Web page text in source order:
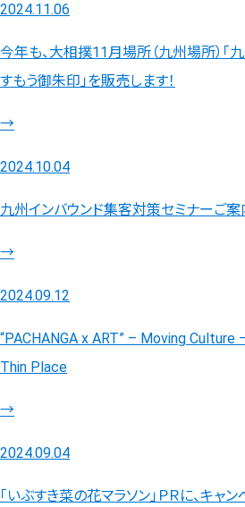
2024.11.06
今年も、大相撲11月場所（九州場所）「
すもう御朱印」を販売します！
→
2024.10.04
九州インバウンド集客対策セミナーご案
→
2024.09.12
“PACHANGA x ART” – Moving
Thin Place
→
2024.09.04
「いぶすき菜の花マラソン」ＰＲに、キャ